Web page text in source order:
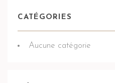
CATÉGORIES
Aucune catégorie